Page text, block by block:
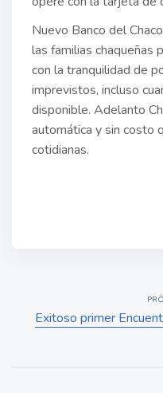
Nuevo Banco del
las familias chaqueñas
con la tranquilidad de
imprevistos, incluso
disponible. Adelanto
automática y sin costo
cotidianas.
Exitoso primer